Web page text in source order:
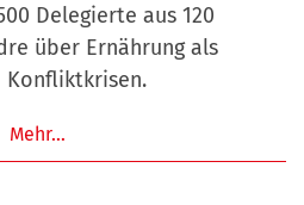
Delegierte aus 120
über Ernährung als
Konfliktkrisen.
Mehr…